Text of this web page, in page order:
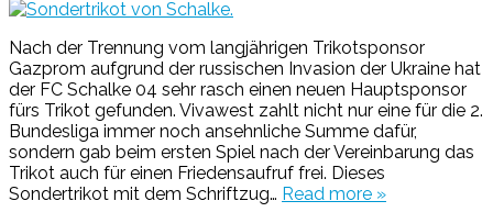
Nach der Trennung vom langjährigen Trikotsponsor
Gazprom aufgrund der russischen Invasion der Ukraine hat
der FC Schalke 04 sehr rasch einen neuen Hauptsponsor
fürs Trikot gefunden. Vivawest zahlt nicht nur eine für die 2.
Bundesliga immer noch ansehnliche Summe dafür,
sondern gab beim ersten Spiel nach der Vereinbarung das
Trikot auch für einen Friedensaufruf frei. Dieses
Sondertrikot mit dem Schriftzug… Read more »